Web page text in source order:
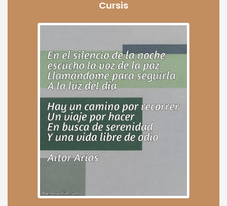
Cursis